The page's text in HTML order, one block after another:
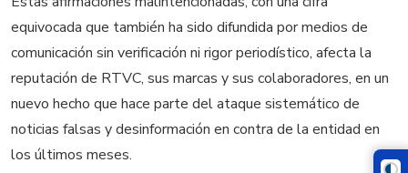
equivocada que también ha sido difundida por medios de
comunicación sin verificación ni rigor periodístico, afecta la
reputación de RTVC, sus marcas y sus colaboradores, en un
nuevo hecho que hace parte del ataque sistemático de
noticias falsas y desinformación en contra de la entidad en
los últimos meses.